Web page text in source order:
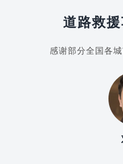
道路救
感谢部分全国各